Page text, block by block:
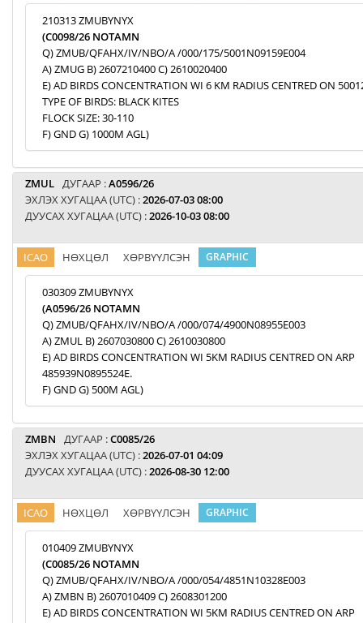
210313 ZMUBYNYX
(C0098/26 NOTAMN
Q) ZMUB/QFAHX/IV/NBO/A /000/175/5001N09159E004
A) ZMUG B) 2607210400 C) 2610020400
E) AD BIRDS CONCENTRATION WI 6 KM RADIUS CENTRED ON
TYPE OF BIRDS: BLACK KITES
FLOCK SIZE: 30-110
F) GND G) 1000M AGL)
ZMUL ДУГААР :A0596/26
ЭХЛЭХ ХУГАЦАА (UTC) :2026-07-03 08:00
ДУУСАХ ХУГАЦАА (UTC) :2026-10-03 08:00
ICAO НӨХЦӨЛ ХӨРВҮҮЛСЭН GRAPHIC
030309 ZMUBYNYX
(A0596/26 NOTAMN
Q) ZMUB/QFAHX/IV/NBO/A /000/074/4900N08955E003
A) ZMUL B) 2607030800 C) 2610030800
E) AD BIRDS CONCENTRATION WI 5KM RADIUS CENTRED ON ARP
485939N0895524E.
F) GND G) 500M AGL)
ZMBN ДУГААР :C0085/26
ЭХЛЭХ ХУГАЦАА (UTC) :2026-07-01 04:09
ДУУСАХ ХУГАЦАА (UTC) :2026-08-30 12:00
ICAO НӨХЦӨЛ ХӨРВҮҮЛСЭН GRAPHIC
010409 ZMUBYNYX
(C0085/26 NOTAMN
Q) ZMUB/QFAHX/IV/NBO/A /000/054/4851N10328E003
A) ZMBN B) 2607010409 C) 2608301200
E) AD BIRDS CONCENTRATION WI 5KM RADIUS CENTRED ON ARP